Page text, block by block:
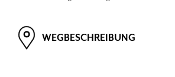
WEGBESCHREIBUNG